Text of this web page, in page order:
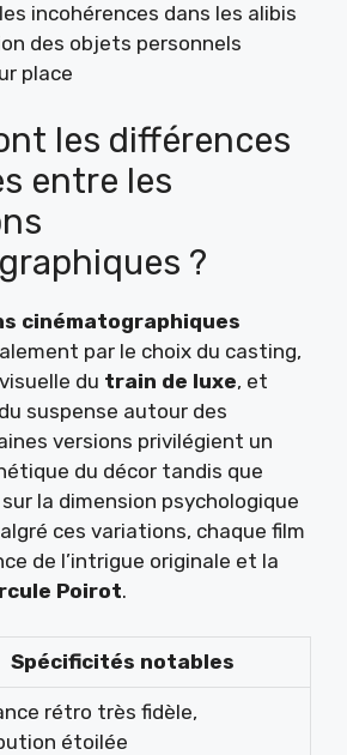
incohérences dans les alibis
des objets personnels
place
les différences
entre les
?
cinématographiques
par le choix du casting,
du train de luxe, et
suspense autour des
versions privilégient un
du décor tandis que
la dimension psychologique
ces variations, chaque film
de l’intrigue originale et la
Poirot.
Spécificités notables
rétro très fidèle,
étoilée